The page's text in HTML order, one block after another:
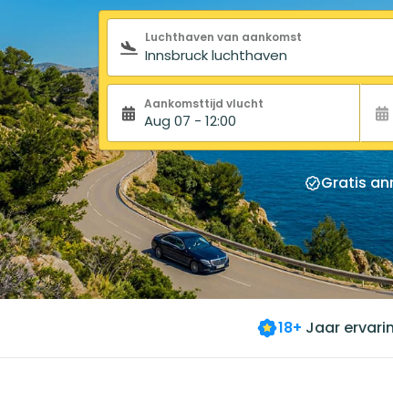
Zoekformulier
Luchthaven van aankomst
Aankomsttijd vlucht
Aug 07 - 12:00
Gratis
18+ Jaar